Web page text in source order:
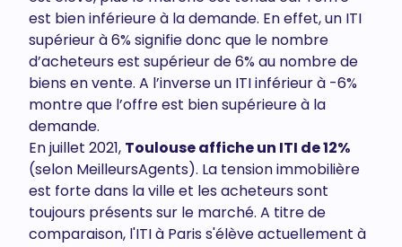
est bien inférieure à la demande. En effet, un ITI
supérieur à 6% signifie donc que le nombre
d’acheteurs est supérieur de 6% au nombre de
biens en vente. A l’inverse un ITI inférieur à -6%
montre que l’offre est bien supérieure à la
demande.
En juillet 2021, Toulouse affiche un ITI de 12%
(selon MeilleursAgents). La tension immobilière
est forte dans la ville et les acheteurs sont
toujours présents sur le marché. A titre de
comparaison, l'ITI à Paris s'élève actuellement à